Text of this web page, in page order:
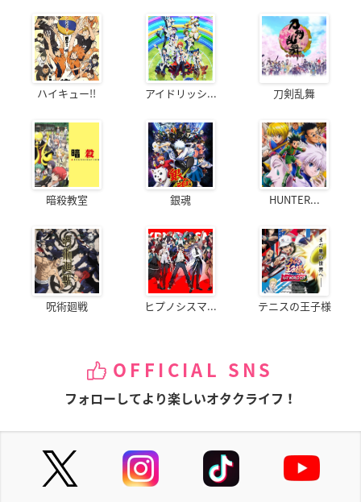
ハイキュー!! アイドリッシ... 刀剣乱舞
暗殺教室 銀魂 HUNTER...
呪術廻戦 ヒプノシスマ... テニスの王子様
OFFICIAL SNS
フォローしてより楽しいオタクライフ！